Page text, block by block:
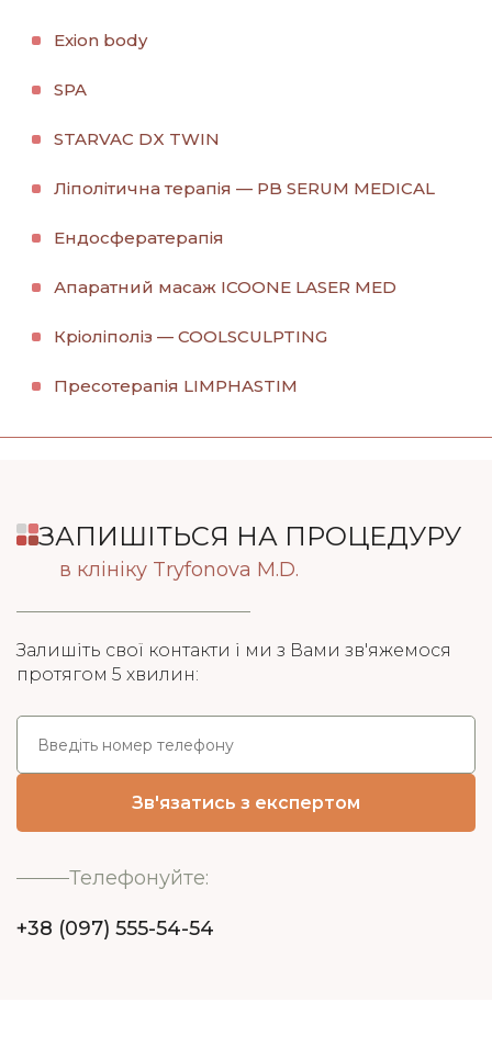
Еxion body
SPA
STARVAC DX TWIN
Ліполітична терапія — PB SERUM MEDICAL
Ендосфератерапія
Апаратний масаж ICOONE LASER MED
Кріоліполіз — COOLSCULPTING
Пресотерапія LIMPHASTІM
ЗАПИШІТЬСЯ НА ПРОЦЕДУРУ
в клініку Tryfonova M.D.
Залишіть свої контакти і ми з Вами зв'яжемося
протягом 5 хвилин:
Телефонуйте:
+38 (097) 555-54-54